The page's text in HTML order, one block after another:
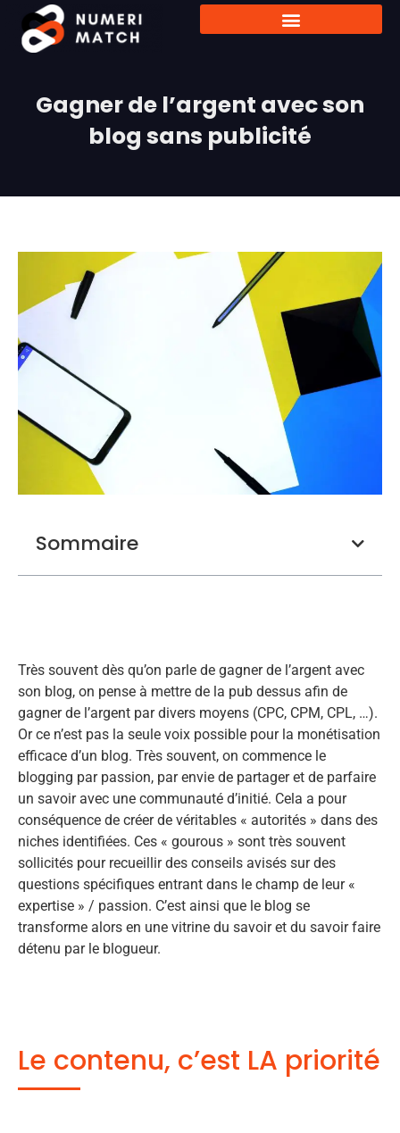
Gagner de l’argent avec son
blog sans publicité
Sommaire
Très souvent dès qu’on parle de gagner de l’argent avec
son blog, on pense à mettre de la pub dessus afin de
gagner de l’argent par divers moyens (CPC, CPM, CPL, …).
Or ce n’est pas la seule voix possible pour la monétisation
efficace d’un blog. Très souvent, on commence le
blogging par passion, par envie de partager et de parfaire
un savoir avec une communauté d’initié. Cela a pour
conséquence de créer de véritables « autorités » dans des
niches identifiées. Ces « gourous » sont très souvent
sollicités pour recueillir des conseils avisés sur des
questions spécifiques entrant dans le champ de leur «
expertise » / passion. C’est ainsi que le blog se
transforme alors en une vitrine du savoir et du savoir faire
détenu par le blogueur.
Le contenu, c’est LA priorité